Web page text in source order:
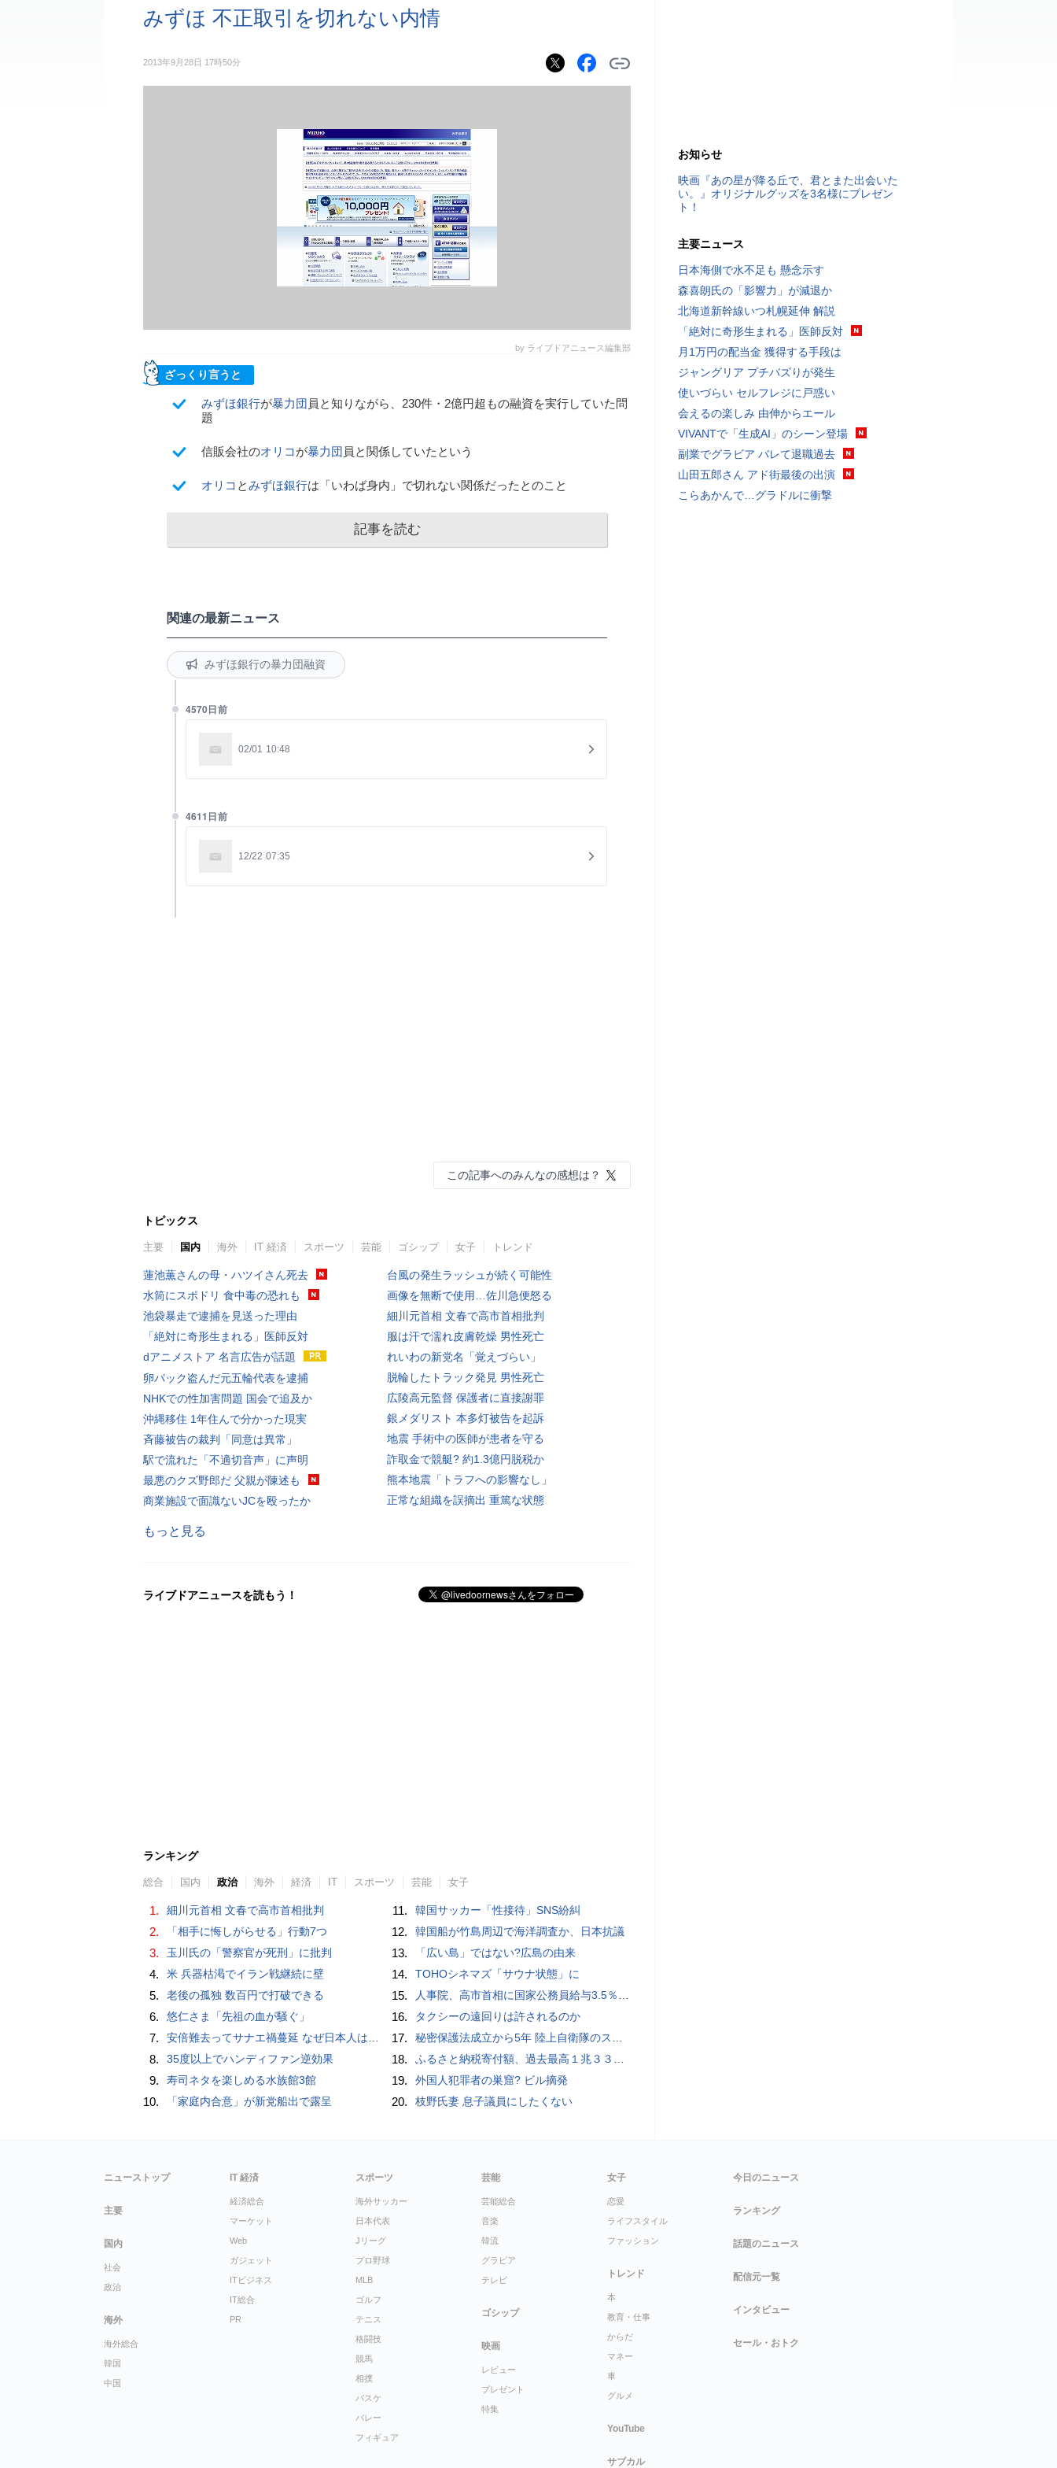
みずほ 不正取引を切れない内情
2013年9月28日 17時50分
by ライブドアニュース編集部
ざっくり言うと
みずほ銀行が暴力団 員と知りながら、230件・2億円超もの融資を実行していた問
題
信販会社のオリコ が暴力団 員と関係していたという
オリコ とみずほ銀行は「いわば身内」で切れない関係だったとのこと
記事を読む
関連の最新ニュース
みずほ銀行の暴力団融資
4570日前
02/01 10:48
4611日前
12/22 07:35
この記事へのみんなの感想は？
トピックス
主要 国内 海外 IT 経済 スポーツ 芸能 ゴシップ 女子 トレンド
蓮池薫さんの母・ハツイさん死去
水筒にスポドリ 食中毒の恐れも
池袋暴走で逮捕を見送った理由
「絶対に奇形生まれる」医師反対
dアニメストア 名言広告が話題
卵パック盗んだ元五輪代表を逮捕
NHKでの性加害問題 国会で追及か
沖縄移住 1年住んで分かった現実
斉藤被告の裁判「同意は異常」
駅で流れた「不適切音声」に声明
最悪のクズ野郎だ 父親が陳述も
商業施設で面識ないJCを殴ったか
台風の発生ラッシュが続く可能性
画像を無断で使用…佐川急便怒る
細川元首相 文春で高市首相批判
服は汗で濡れ皮膚乾燥 男性死亡
れいわの新党名「覚えづらい」
脱輪したトラック発見 男性死亡
広陵高元監督 保護者に直接謝罪
銀メダリスト 本多灯被告を起訴
地震 手術中の医師が患者を守る
詐取金で競艇? 約1.3億円脱税か
熊本地震「トラフへの影響なし」
正常な組織を誤摘出 重篤な状態
もっと見る
ライブドアニュースを読もう！
ランキング
総合 国内 政治 海外 経済 IT スポーツ 芸能 女子
1. 細川元首相 文春で高市首相批判
2. 「相手に悔しがらせる」行動7つ
3. 玉川氏の「警察官が死刑」に批判
4. 米 兵器枯渇でイラン戦継続に壁
5. 老後の孤独 数百円で打破できる
6. 悠仁さま「先祖の血が騒ぐ」
7. 安倍難去ってサナエ禍蔓延 なぜ日本人は妙ちくりんな女に騙されてしまったのか（適菜収）
8. 35度以上でハンディファン逆効果
9. 寿司ネタを楽しめる水族館3館
10. 「家庭内合意」が新党船出で露呈
11. 韓国サッカー「性接待」SNS紛糾
12. 韓国船が竹島周辺で海洋調査か、日本抗議
13. 「広い島」ではない?広島の由来
14. TOHOシネマズ「サウナ状態」に
15. 人事院、高市首相に国家公務員給与3.5％超の大幅ベースアップを勧告
16. タクシーの遠回りは許されるのか
17. 秘密保護法成立から5年 陸上自衛隊のスパイ組織「別班」暴いたベテラン記者が警鐘 - BLOGOS編集部
18. ふるさと納税寄付額、過去最高１兆３３１４億円…住民税控除額最大は横浜市の３７３億円
19. 外国人犯罪者の巣窟? ビル摘発
20. 枝野氏妻 息子議員にしたくない
お知らせ
映画『あの星が降る丘で、君とまた出会いた
い。』オリジナルグッズを3名様にプレゼン
ト！
主要ニュース
日本海側で水不足も 懸念示す
森喜朗氏の「影響力」が減退か
北海道新幹線いつ札幌延伸 解説
「絶対に奇形生まれる」医師反対
月1万円の配当金 獲得する手段は
ジャングリア プチバズりが発生
使いづらい セルフレジに戸惑い
会えるの楽しみ 由伸からエール
VIVANTで「生成AI」のシーン登場
副業でグラビア バレて退職過去
山田五郎さん アド街最後の出演
こらあかんで…グラドルに衝撃
ニューストップ
主要
国内
社会
政治
海外
海外総合
韓国
中国
IT 経済
経済総合
マーケット
Web
ガジェット
ITビジネス
IT総合
PR
スポーツ
海外サッカー
日本代表
Jリーグ
プロ野球
MLB
ゴルフ
テニス
格闘技
競馬
相撲
バスケ
バレー
フィギュア
芸能
芸能総合
音楽
韓流
グラビア
テレビ
ゴシップ
映画
レビュー
プレゼント
特集
女子
恋愛
ライフスタイル
ファッション
トレンド
本
教育・仕事
からだ
マネー
車
グルメ
YouTube
サブカル
今日のニュース
ランキング
話題のニュース
配信元一覧
インタビュー
セール・おトク